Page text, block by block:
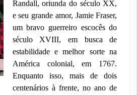
Randall, oriunda do século XX,
e seu grande amor, Jamie Fraser,
um bravo guerreiro escocês do
século XVIII, em busca de
estabilidade e melhor sorte na
América colonial, em 1767.
Enquanto isso, mais de dois
centenários à frente, no ano de